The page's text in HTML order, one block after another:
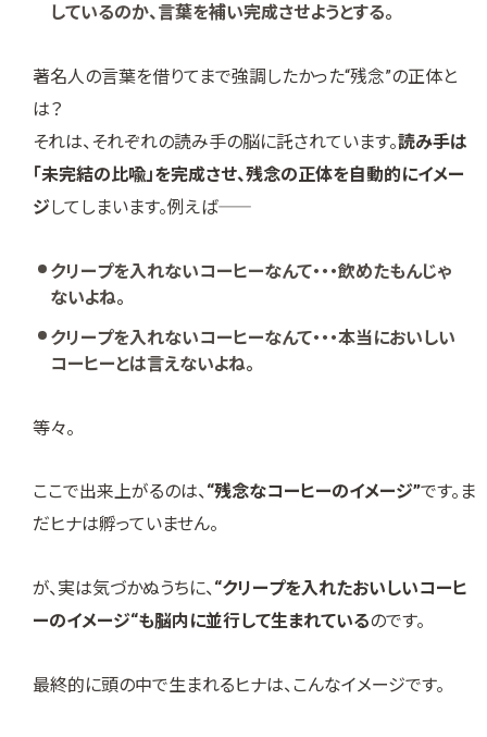
しているのか、言葉を補い完成させようとする。
著名人の言葉を借りてまで強調したかった“残念”の正体と
は？
それは、それぞれの読み手の脳に託されています。読み手は
「未完結の比喩」を完成させ、残念の正体を自動的にイメー
ジしてしまいます。例えば――
クリープを入れないコーヒーなんて・・・飲めたもんじゃ
ないよね。
クリープを入れないコーヒーなんて・・・本当においしい
コーヒーとは言えないよね。
等々。
ここで出来上がるのは、“残念なコーヒーのイメージ”です。ま
だヒナは孵っていません。
が、実は気づかぬうちに、“クリープを入れたおいしいコーヒ
ーのイメージ“も脳内に並行して生まれているのです。
最終的に頭の中で生まれるヒナは、こんなイメージです。